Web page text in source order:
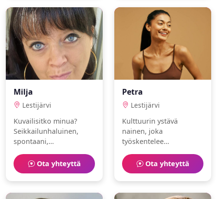
Milja
Lestijärvi
Kuvailisitko minua?
Seikkailunhaluinen,
spontaani,
Rakastan hyvinvointi ja
matkustaminen.
Ota yhteyttä
Petra
Lestijärvi
Kulttuurin ystävä
nainen, joka
työskentelee
kuluu oluet ja golf
parissa.
Ota yhteyttä